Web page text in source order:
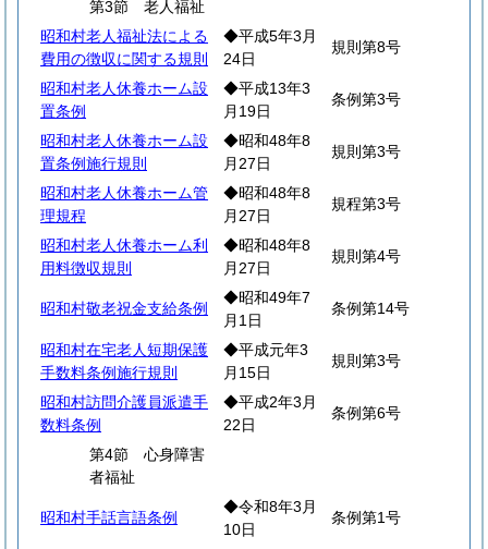
第3節 老人福祉
昭和村老人福祉法による
費用の徴収に関する規則
◆平成5年3月
24日
規則第8号
昭和村老人休養ホーム設
置条例
◆平成13年3
月19日
条例第3号
昭和村老人休養ホーム設
置条例施行規則
◆昭和48年8
月27日
規則第3号
昭和村老人休養ホーム管
理規程
◆昭和48年8
月27日
規程第3号
昭和村老人休養ホーム利
用料徴収規則
◆昭和48年8
月27日
規則第4号
昭和村敬老祝金支給条例
◆昭和49年7
月1日
条例第14号
昭和村在宅老人短期保護
手数料条例施行規則
◆平成元年3
月15日
規則第3号
昭和村訪問介護員派遣手
数料条例
◆平成2年3月
22日
条例第6号
第4節 心身障害
者福祉
昭和村手話言語条例
◆令和8年3月
10日
条例第1号